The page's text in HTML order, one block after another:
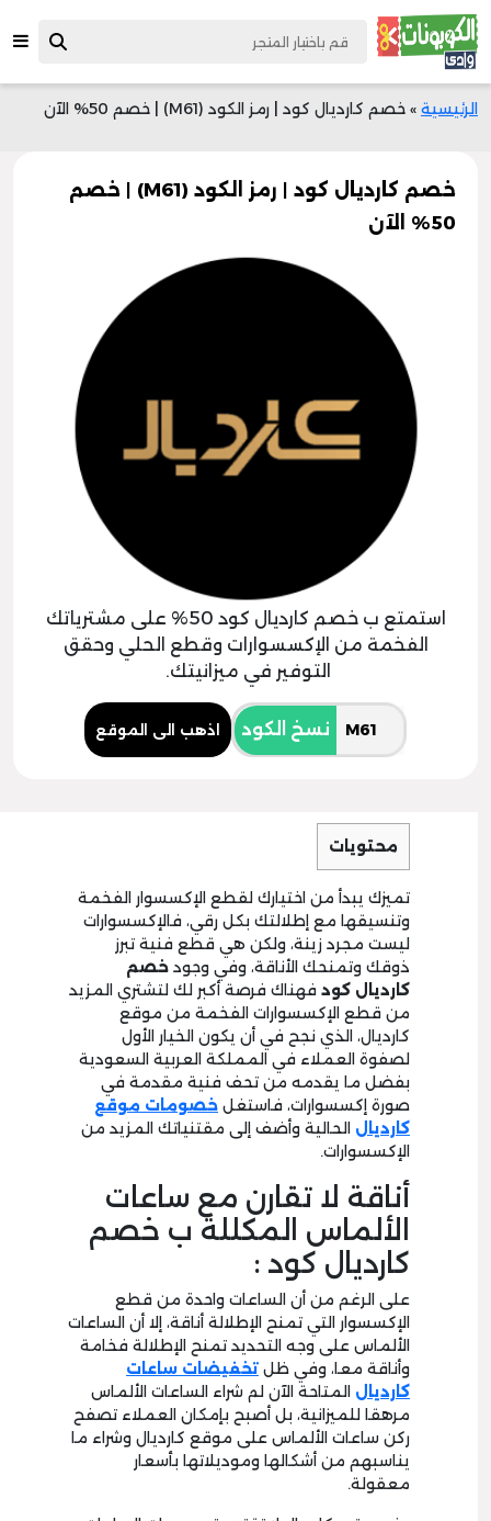
الرئيسية » خصم كارديال كود | رمز الكود (M61) | خصم 50% الآن
خصم كارديال كود | رمز الكود (M61) | خصم
50% الآن
استمتع ب خصم كارديال كود 50% على مشترياتك
الفخمة من الإكسسوارات وقطع الحلي وحقق
التوفير في ميزانيتك.
نسخ الكود اذهب الى الموقع
محتويات
تميزك يبدأ من اختيارك لقطع الإكسسوار الفخمة
وتنسيقها مع إطلالتك بكل رقي، فالإكسسوارات
ليست مجرد زينة، ولكن هي قطع فنية تبرز
ذوقك وتمنحك الأناقة، وفي وجود خصم
كارديال كود فهناك فرصة أكبر لك لتشتري المزيد
من قطع الإكسسوارات الفخمة من موقع
كارديال، الذي نجح في أن يكون الخيار الأول
لصفوة العملاء في المملكة العربية السعودية
بفضل ما يقدمه من تحف فنية مقدمة في
صورة إكسسوارات، فاستغل خصومات موقع
كارديال الحالية وأضف إلى مقتنياتك المزيد من
الإكسسوارات.
أناقة لا تقارن مع ساعات
الألماس المكللة ب خصم
كارديال كود :
على الرغم من أن الساعات واحدة من قطع
الإكسسوار التي تمنح الإطلالة أناقة، إلا أن الساعات
الألماس على وجه التحديد تمنح الإطلالة فخامة
وأناقة معا، وفي ظل تخفيضات ساعات
كارديال المتاحة الآن لم شراء الساعات الألماس
مرهقا للميزانية، بل أصبح بإمكان العملاء تصفح
ركن ساعات الألماس على موقع كارديال وشراء ما
يناسبهم من أشكالها وموديلاتها بأسعار
معقولة.